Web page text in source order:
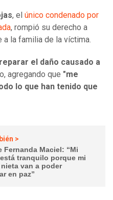
, el único condenado por
, rompió su derecho a
a la familia de la víctima.
el daño causado a
agregando que "me
lo que han tenido que
>
Fernanda Maciel: “Mi
tranquilo porque mi
van a poder
en paz”